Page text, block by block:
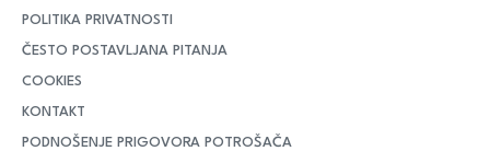
POLITIKA PRIVATNOSTI
ČESTO POSTAVLJANA PITANJA
COOKIES
KONTAKT
PODNOŠENJE PRIGOVORA POTROŠAČA